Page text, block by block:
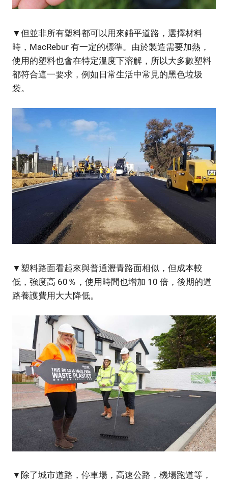
▼但並非所有塑料都可以用來鋪平道路，選擇材料
時，MacRebur 有一定的標準。由於製造需要加熱，
使用的塑料也會在特定溫度下溶解，所以大多數塑料
都符合這一要求，例如日常生活中常見的黑色垃圾
袋。
▼塑料路面看起來與普通瀝青路面相似，但成本較
低，強度高 60％，使用時間也增加 10 倍，後期的道
路養護費用大大降低。
▼除了城市道路，停車場，高速公路，機場跑道等，